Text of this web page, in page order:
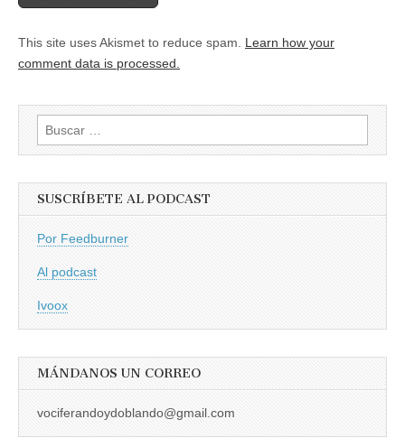
This site uses Akismet to reduce spam. Learn how your
comment data is processed.
Buscar:
SUSCRÍBETE AL PODCAST
Por Feedburner
Al podcast
Ivoox
MÁNDANOS UN CORREO
vociferandoydoblando@gmail.com